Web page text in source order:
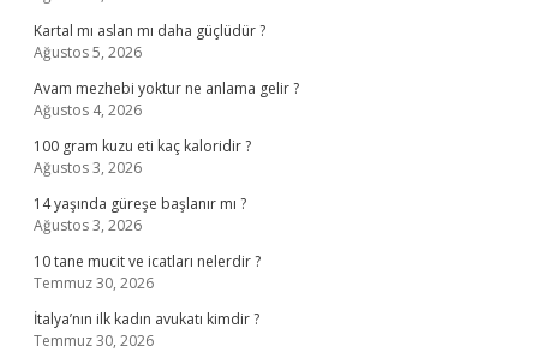
Kartal mı aslan mı daha güçlüdür ?
Ağustos 5, 2026
Avam mezhebi yoktur ne anlama gelir ?
Ağustos 4, 2026
100 gram kuzu eti kaç kaloridir ?
Ağustos 3, 2026
14 yaşında güreşe başlanır mı ?
Ağustos 3, 2026
10 tane mucit ve icatları nelerdir ?
Temmuz 30, 2026
İtalya’nın ilk kadın avukatı kimdir ?
Temmuz 30, 2026